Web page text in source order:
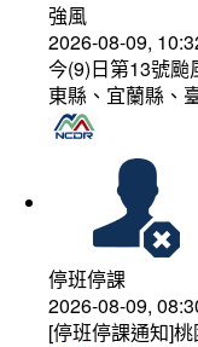
強風
2026-08-09,
今(9)日第13號颱
東縣、宜蘭縣、
停班停課
2026-08-09,
[停班停課通知]